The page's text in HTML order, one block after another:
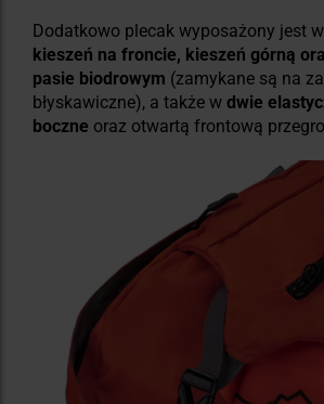
Dodatkowo plecak wyposażony jest w
kieszeń na froncie, kieszeń górną
pasie biodrowym (zamykane są na
błyskawiczne), a także w dwie
boczne oraz otwartą frontową